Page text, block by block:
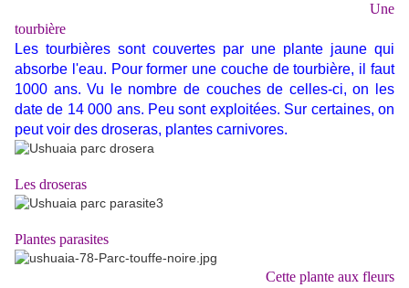
Une
tourbière
Les tourbières sont couvertes par une plante jaune qui
absorbe l'eau. Pour former une couche de tourbière, il faut
1000 ans. Vu le nombre de couches de celles-ci, on les
date de 14 000 ans. Peu sont exploitées. Sur certaines, on
peut voir des droseras, plantes carnivores.
Les droseras
Plantes parasites
Cette plante aux fleurs